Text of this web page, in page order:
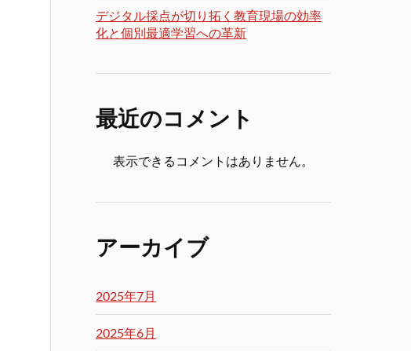
デジタル採点が切り拓く教育現場の効率
化と個別最適学習への革新
最近のコメント
表示できるコメントはありません。
アーカイブ
2025年7月
2025年6月